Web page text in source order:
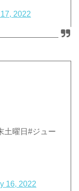
2022
土曜日#ジュー
16, 2022